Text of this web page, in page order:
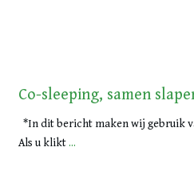
Co-sleeping, samen
*In dit bericht maken wij gebruik
Als u klikt...